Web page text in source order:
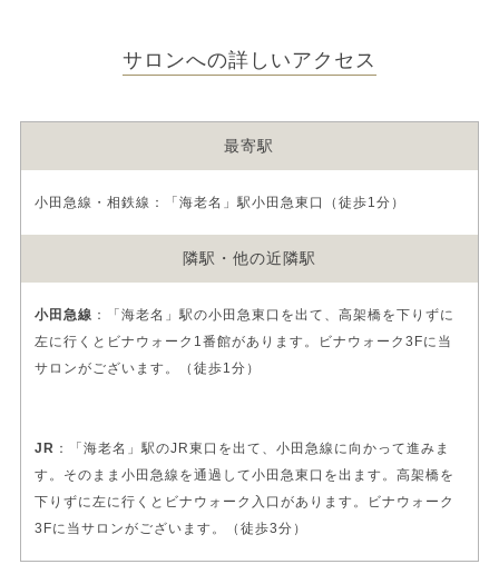
サロンへの詳しいアクセス
最寄駅
小田急線・相鉄線：「海老名」駅小田急東口（徒歩1分）
隣駅・他の近隣駅
小田急線 ：「海老名」駅の小田急東口を出て、高架橋を下りずに
左に行くとビナウォーク1番館があります。ビナウォーク3Fに当
サロンがございます。（徒歩1分）
JR ：「海老名」駅のJR東口を出て、小田急線に向かって進みま
す。そのまま小田急線を通過して小田急東口を出ます。高架橋を
下りずに左に行くとビナウォーク入口があります。ビナウォーク
3Fに当サロンがございます。（徒歩3分）